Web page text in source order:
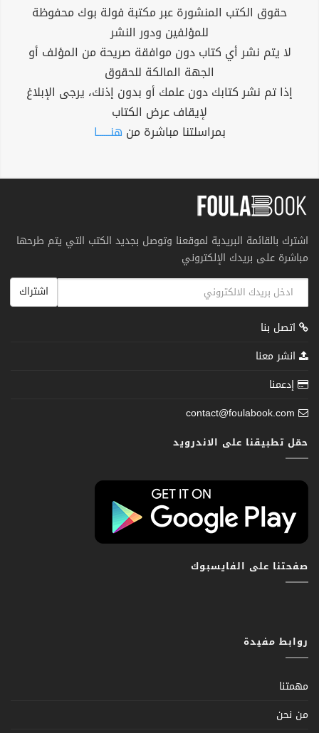
حقوق الكتب المنشورة عبر مكتبة فولة بوك محفوظة
للمؤلفين ودور النشر
لا يتم نشر أي كتاب دون موافقة صريحة من المؤلف أو
الجهة المالكة للحقوق
إذا تم نشر كتابك دون علمك أو بدون إذنك، يرجى الإبلاغ
لإيقاف عرض الكتاب
بمراسلتنا مباشرة من هنــــــا
اشترك بالقائمة البريدية لموقعنا وتوصل بجديد الكتب التي يتم طرحها
مباشرة على بريدك الإلكتروني
اشتراك
اتصل بنا
انشر معنا
إدعمنا
contact@foulabook.com
حمّل تطبيقنا على الاندرويد
صفحتنا على الفايسبوك
روابط مفيدة
مهمتنا
من نحن